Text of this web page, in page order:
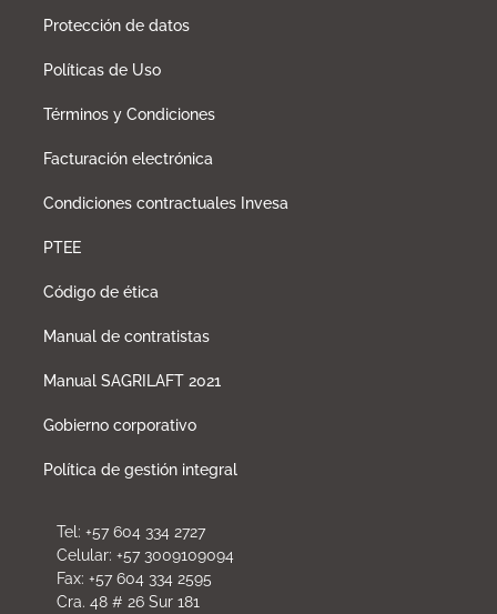
Protección de datos
Políticas de Uso
Términos y Condiciones
Facturación electrónica
Condiciones contractuales Invesa
PTEE
Código de ética
Manual de contratistas
Manual SAGRILAFT 2021
Gobierno corporativo
Política de gestión integral
Tel: +57 604 334 2727
Celular: +57 3009109094
Fax: +57 604 334 2595
Cra. 48 # 26 Sur 181